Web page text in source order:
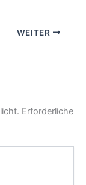
WEITER
Erforderliche